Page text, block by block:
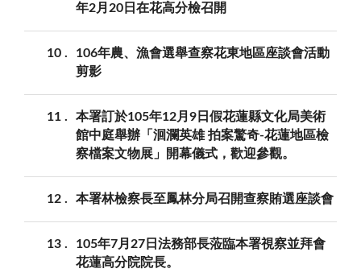
年2月20日在花高分檢召開
10
106年農、漁會選舉查察花東地區座談會活動
剪影
11
本署訂於105年12月9日假花蓮縣文化局美術
館中庭舉辦「洄瀾英雄 拍案驚奇-花蓮地區檢
察檔案文物展」開幕儀式，歡迎參觀。
12 本署林檢察長至鳳林分局召開查察賄選座談會
13
105年7月27日法務部長蒞臨本署視察並拜會
花蓮高分院院長。